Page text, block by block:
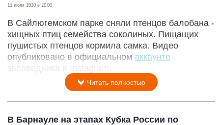
11 июля 2020 в 20:03
В Сайлюгемском парке сняли птенцов балобана -
хищных птиц семейства соколиных. Пищащих
пушистых птенцов кормила самка. Видео
опубликовано в официальном аккаунте
заповедника в Instagram.
Читать полностью
В Барнауле на этапах Кубка России по